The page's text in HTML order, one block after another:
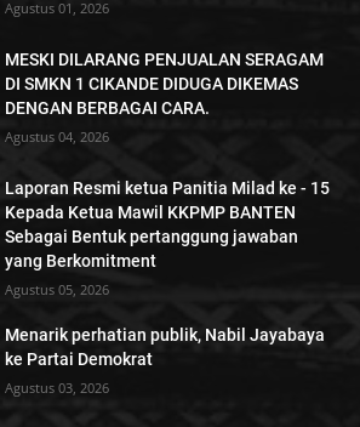
Agustus 01, 2026
MESKI DILARANG PENJUALAN SERAGAM
DI SMKN 1 CIKANDE DIDUGA DIKEMAS
DENGAN BERBAGAI CARA.
Agustus 04, 2026
Laporan Resmi ketua Panitia Milad ke - 15
Kepada Ketua Mawil KKPMP BANTEN
Sebagai Bentuk pertanggung jawaban
yang Berkomitment
Agustus 05, 2026
Menarik perhatian publik, Nabil Jayabaya
ke Partai Demokrat
Agustus 03, 2026